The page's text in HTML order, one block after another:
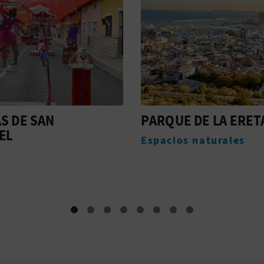
DE LA ERETA
naturales
MUSEU
PROVINCIAL (MARQ)